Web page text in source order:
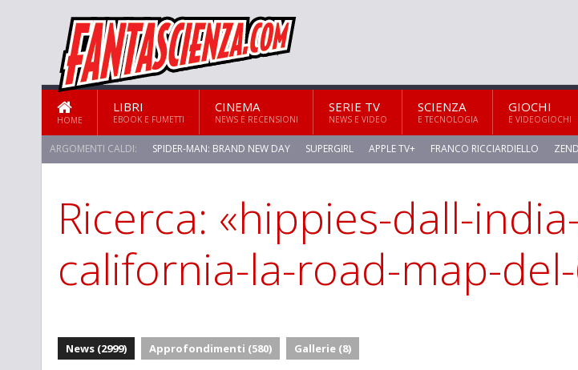
HOME
LIBRI
EBOOK E FUMETTI
CINEMA
NEWS E RECENSIONI
SERIE TV
NEWS E VIDEO
SCIENZA
E TECNOLOGIA
GIOCHI
E VIDEOGIOCHI
ARGOMENTI CALDI: SPIDER-MAN: BRAND NEW DAY SUPERGIRL APPLE TV+ FRANCO RICCIARDIELLO
Ricerca: «hippies-dall-
california-la-road-map-
News (2999) Approfondimenti (580) Gallerie (8)